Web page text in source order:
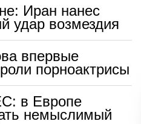
Иран нанес
удар возмездия
впервые
порноактрисы
в Европе
немыслимый